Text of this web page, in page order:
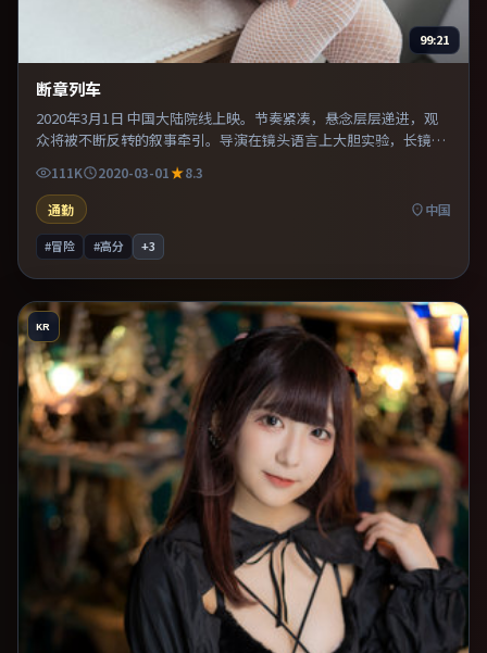
99:21
断章列车
2020年3月1日 中国大陆院线上映。节奏紧凑，悬念层层递进，观
众将被不断反转的叙事牵引。导演在镜头语言上大胆实验，长镜头
与特写交替强化压迫感。既有类型片爽感，也保留作者表达，口碑
潜力不俗。
111K 2020-03-01
8.3
通勤
中国
#冒险 #高分 +3
KR